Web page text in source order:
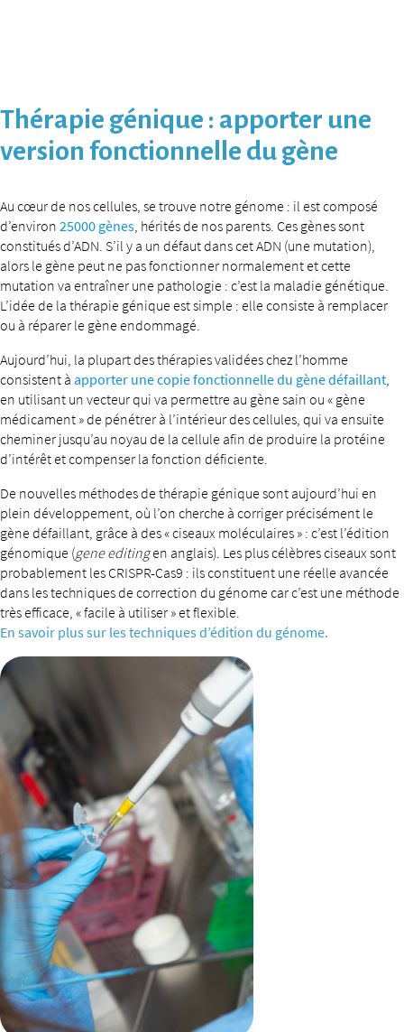
Thérapie génique : apporter une
version fonctionnelle du gène
Au cœur de nos cellules, se trouve notre génome : il est composé
d’environ 25000 gènes, hérités de nos parents. Ces gènes sont
constitués d’ADN. S’il y a un défaut dans cet ADN (une mutation),
alors le gène peut ne pas fonctionner normalement et cette
mutation va entraîner une pathologie : c’est la maladie génétique.
L’idée de la thérapie génique est simple : elle consiste à remplacer
ou à réparer le gène endommagé.
Aujourd’hui, la plupart des thérapies validées chez l’homme
consistent à apporter une copie fonctionnelle du gène défaillant,
en utilisant un vecteur qui va permettre au gène sain ou « gène
médicament » de pénétrer à l’intérieur des cellules, qui va ensuite
cheminer jusqu’au noyau de la cellule afin de produire la protéine
d’intérêt et compenser la fonction déficiente.
De nouvelles méthodes de thérapie génique sont aujourd’hui en
plein développement, où l’on cherche à corriger précisément le
gène défaillant, grâce à des « ciseaux moléculaires » : c’est l’édition
génomique (gene editingen anglais). Les plus célèbres ciseaux sont
probablement les CRISPR-Cas9 : ils constituent une réelle avancée
dans les techniques de correction du génome car c’est une méthode
très efficace, « facile à utiliser » et flexible.
En savoir plus sur les techniques d’édition du génome.